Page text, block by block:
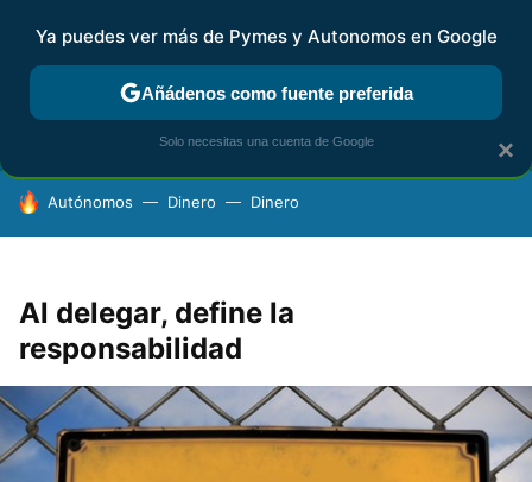
FISCALIDAD Y CONTABILIDAD KIT DIGITAL RENTA
HOY SE HABLA DE
Autónomos Dinero Dinero
Al delegar, define la
responsabilidad
×
Ya puedes ver más de Pymes y Autonomos en Google
Añádenos como fuente preferida
Solo necesitas una cuenta de Google